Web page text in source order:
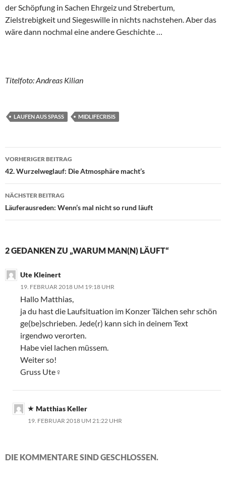
der Schöpfung in Sachen Ehrgeiz und Strebertum,
Zielstrebigkeit und Siegeswille in nichts nachstehen. Aber das
wäre dann nochmal eine andere Geschichte …
Titelfoto: Andreas Kilian
LAUFEN AUS SPASS MIDLIFECRISIS
Beitragsnavigation
VORHERIGER BEITRAG
42. Wurzelweglauf: Die Atmosphäre macht’s
NÄCHSTER BEITRAG
Läuferausreden: Wenn’s mal nicht so rund läuft
2 GEDANKEN ZU „WARUM MAN(N) LÄUFT“
Ute Kleinert
19. FEBRUAR 2018 UM 19:18 UHR
Hallo Matthias,
ja du hast die Laufsituation im Konzer Tälchen sehr schön
ge(be)schrieben. Jede(r) kann sich in deinem Text
irgendwo verorten.
Habe viel lachen müssem.
Weiter so!
Gruss Ute‍♀️
Matthias Keller
19. FEBRUAR 2018 UM 21:22 UHR
DIE KOMMENTARE SIND GESCHLOSSEN.